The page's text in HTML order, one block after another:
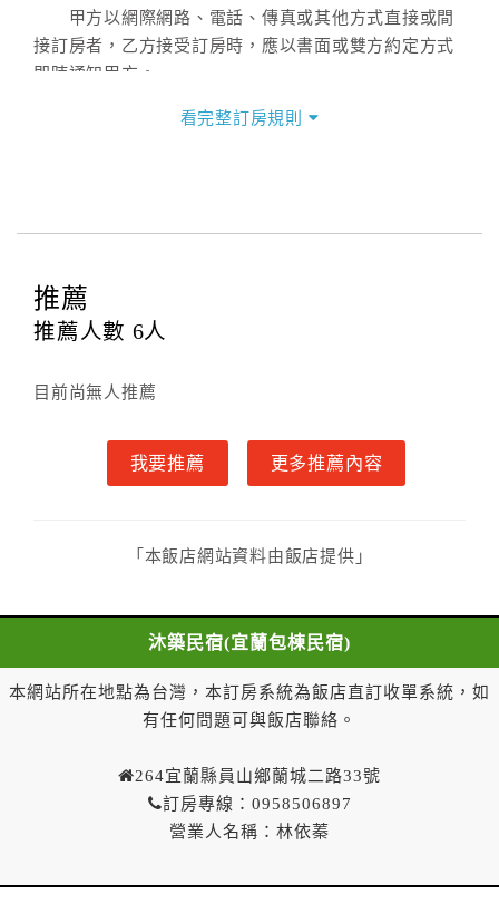
甲方以網際網路、電話、傳真或其他方式直接或間
接訂房者，乙方接受訂房時，應以書面或雙方約定方式
即時通知甲方。
甲方訂房應告知乙方預定住宿之期間、所需客房房
本契約之房價經雙方合意，依網路售價計費（含稅
金及服務費），乙方除提供住宿外，尚包括（依預訂專
第四條（入住、退房時間）
第五條（付款方式）
甲、乙雙方同意本契約之付款方式依乙方提供方
第六條（定金或預收房價總金額之收取）
第七條（甲方解約時定金之退還）
準返還已繳之定金金額：
一、甲方解約通知於預定住宿日前第十四日以前到達
二、甲方解約通知於預定住宿日前第十日至第十三日到
達者，得請求乙方退還已付定金百分之七十。
三、甲方解約通知於預定住宿日前第七日至第九日到達
四、甲方解約通知於預定住宿日前第四日至第六日到達
看完整訂房規則
推薦
推薦人數 6人
目前尚無人推薦
我要推薦 更多推薦內容
「本飯店網站資料由飯店提供」
沐築民宿(宜蘭包棟民宿)
本網站所在地點為台灣，本訂房系統為飯店直訂收單系統，如
有任何問題可與飯店聯絡。
264宜蘭縣員山鄉蘭城二路33號
訂房專線：0958506897
營業人名稱：林依蓁